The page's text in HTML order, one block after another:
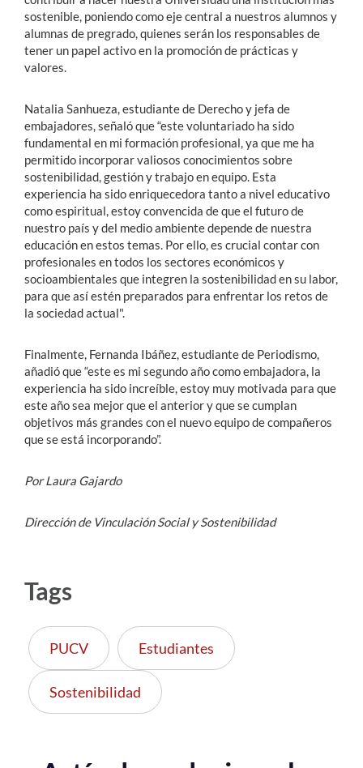
sostenible, poniendo como eje central a nuestros alumnos y
alumnas de pregrado, quienes serán los responsables de
tener un papel activo en la promoción de prácticas y
valores.
Natalia Sanhueza, estudiante de Derecho y jefa de
embajadores, señaló que “este voluntariado ha sido
fundamental en mi formación profesional, ya que me ha
permitido incorporar valiosos conocimientos sobre
sostenibilidad, gestión y trabajo en equipo. Esta
experiencia ha sido enriquecedora tanto a nivel educativo
como espiritual, estoy convencida de que el futuro de
nuestro país y del medio ambiente depende de nuestra
educación en estos temas. Por ello, es crucial contar con
profesionales en todos los sectores económicos y
socioambientales que integren la sostenibilidad en su labor,
para que así estén preparados para enfrentar los retos de
la sociedad actual".
Finalmente, Fernanda Ibáñez, estudiante de Periodismo,
añadió que “este es mi segundo año como embajadora, la
experiencia ha sido increíble, estoy muy motivada para que
este año sea mejor que el anterior y que se cumplan
objetivos más grandes con el nuevo equipo de compañeros
que se está incorporando”.
Por Laura Gajardo
Dirección de Vinculación Social y Sostenibilidad
Tags
PUCV Estudiantes
Sostenibilidad